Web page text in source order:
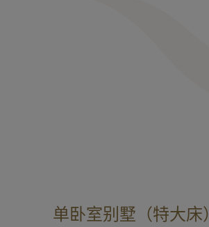
单卧室别墅（特大床）